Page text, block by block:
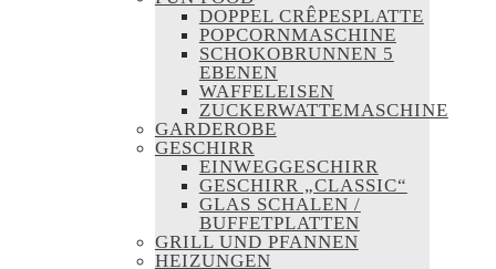
DOPPEL CRÊPESPLATTE
POPCORNMASCHINE
SCHOKOBRUNNEN 5
EBENEN
WAFFELEISEN
ZUCKERWATTEMASCHINE
GARDEROBE
GESCHIRR
EINWEGGESCHIRR
GESCHIRR „CLASSIC“
GLAS SCHALEN /
BUFFETPLATTEN
GRILL UND PFANNEN
HEIZUNGEN